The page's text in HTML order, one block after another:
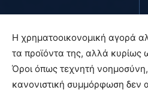
Η χρηματοοικονομική αγορά
τα προϊόντα της, αλλά κυρίως
Όροι όπως τεχνητή
κανονιστική συμμόρφωση δεν